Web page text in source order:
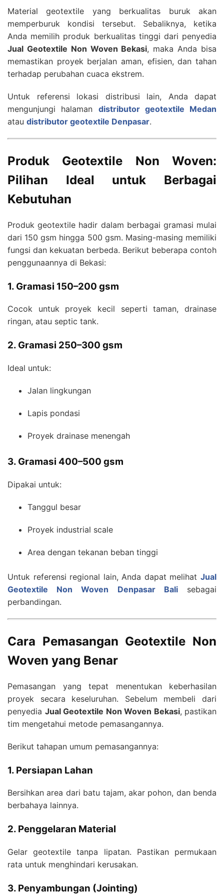
Material geotextile yang berkualitas buruk akan
memperburuk kondisi tersebut. Sebaliknya, ketika
Anda memilih produk berkualitas tinggi dari penyedia
Jual Geotextile Non Woven Bekasi, maka Anda bisa
memastikan proyek berjalan aman, efisien, dan tahan
terhadap perubahan cuaca ekstrem.
Untuk referensi lokasi distribusi lain, Anda dapat
mengunjungi halaman distributor geotextile Medan
atau distributor geotextile Denpasar.
Produk Geotextile Non Woven:
Pilihan Ideal untuk Berbagai
Kebutuhan
Produk geotextile hadir dalam berbagai gramasi mulai
dari 150 gsm hingga 500 gsm. Masing-masing memiliki
fungsi dan kekuatan berbeda. Berikut beberapa contoh
penggunaannya di Bekasi:
1. Gramasi 150–200 gsm
Cocok untuk proyek kecil seperti taman, drainase
ringan, atau septic tank.
2. Gramasi 250–300 gsm
Ideal untuk:
Jalan lingkungan
Lapis pondasi
Proyek drainase menengah
3. Gramasi 400–500 gsm
Dipakai untuk:
Tanggul besar
Proyek industrial scale
Area dengan tekanan beban tinggi
Untuk referensi regional lain, Anda dapat melihat Jual
Geotextile Non Woven Denpasar Balisebagai
perbandingan.
Cara Pemasangan Geotextile Non
Woven yang Benar
Pemasangan yang tepat menentukan keberhasilan
proyek secara keseluruhan. Sebelum membeli dari
penyedia Jual Geotextile Non Woven Bekasi, pastikan
tim mengetahui metode pemasangannya.
Berikut tahapan umum pemasangannya:
1. Persiapan Lahan
Bersihkan area dari batu tajam, akar pohon, dan benda
berbahaya lainnya.
2. Penggelaran Material
Gelar geotextile tanpa lipatan. Pastikan permukaan
rata untuk menghindari kerusakan.
3. Penyambungan (Jointing)